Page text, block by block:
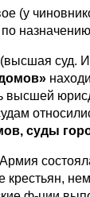
(у
суд.
высшей
суды
крестьян,